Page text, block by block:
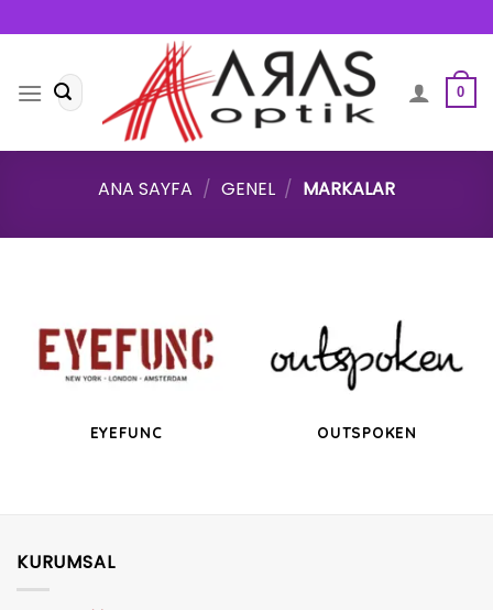
to
content
Ara: 0
ANA SAYFA / GENEL / MARKALAR
EYEFUNC OUTSPOKEN
KURUMSAL